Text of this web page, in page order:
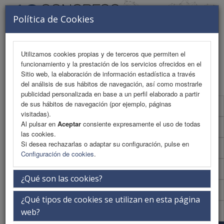
Política de Cookies
Utilizamos cookies propias y de terceros que permiten el
funcionamiento y la prestación de los servicios ofrecidos en el
Sitio web, la elaboración de información estadística a través
del análisis de sus hábitos de navegación, así como mostrarle
publicidad personalizada en base a un perfil elaborado a partir
de sus hábitos de navegación (por ejemplo, páginas
visitadas).
Al pulsar en Aceptar consiente expresamente el uso de todas
las cookies.
Si desea rechazarlas o adaptar su configuración, pulse en
Configuración de cookies.
¿Qué son las cookies?
¿Qué tipos de cookies se utilizan en esta página
web?
MENU
Presentación
La ciudad
La sede
iEvents
Secretaría Técnica
Congresos Anteriores